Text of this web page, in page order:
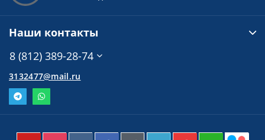
Наши контакты
8 (812) 389-28-74
3132477@mail.ru